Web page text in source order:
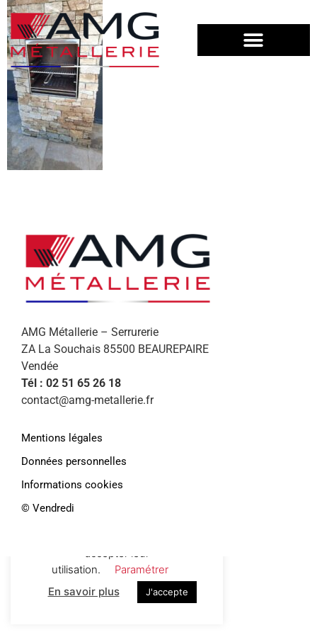
AMG Métallerie – Serrurerie
ZA La Souchais 85500 BEAUREPAIRE
Vendée
Tél : 02 51 65 26 18
contact@amg-metallerie.fr
Mentions légales
Données personnelles
Informations cookies
©️ Vendredi
Afin de vous proposer des services et
offres personnalisés, AMG Métallerie
accepter leur
utilisation.
Paramétrer
En savoir plus
J'accepte